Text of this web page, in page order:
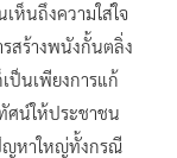
ห็นถึงความใส่ใจ
สร้างพนังกั้นตลิ่ง
ป็นเพียงการแก้
ศน์ให้ประชาชน
หาใหญ่ทั้งกรณี